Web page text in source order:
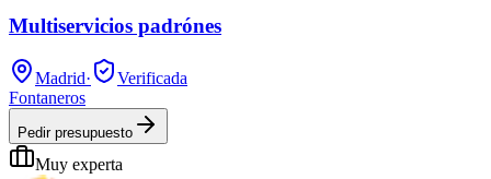
Multiservicios padrónes
Madrid·
Verificada
Fontaneros
Pedir presupuesto
Muy experta